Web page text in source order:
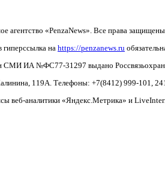
агентство «PenzaNews». Все права
на https://penzanews.ru
СМИ ИА №ФС77-31297 выдано
119А. Телефоны: +7(8412) 999-101,
веб-аналитики «Яндекс.Метрика» и